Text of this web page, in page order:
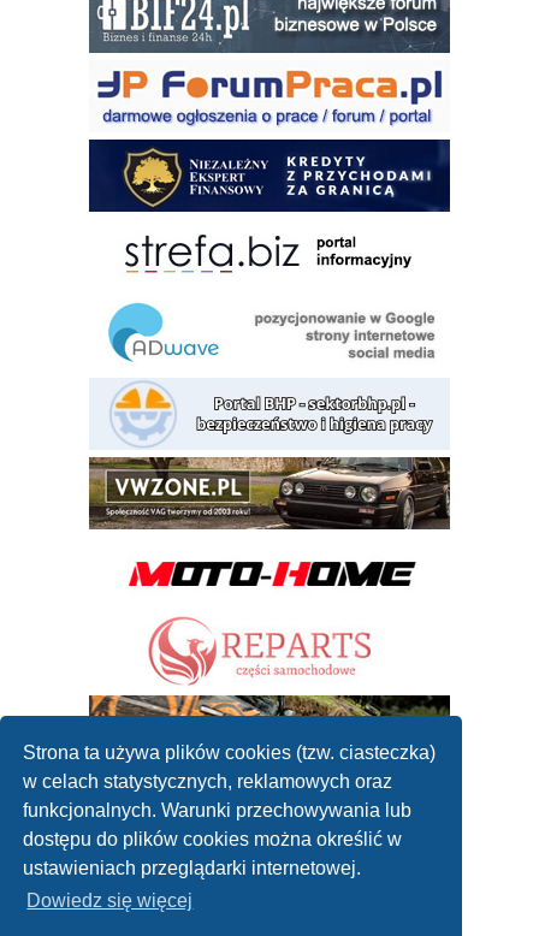
Strona ta używa plików cookies (tzw. ciasteczka)
w celach statystycznych, reklamowych oraz
funkcjonalnych. Warunki przechowywania lub
dostępu do plików cookies można określić w
ustawieniach przeglądarki internetowej.
Dowiedz się więcej